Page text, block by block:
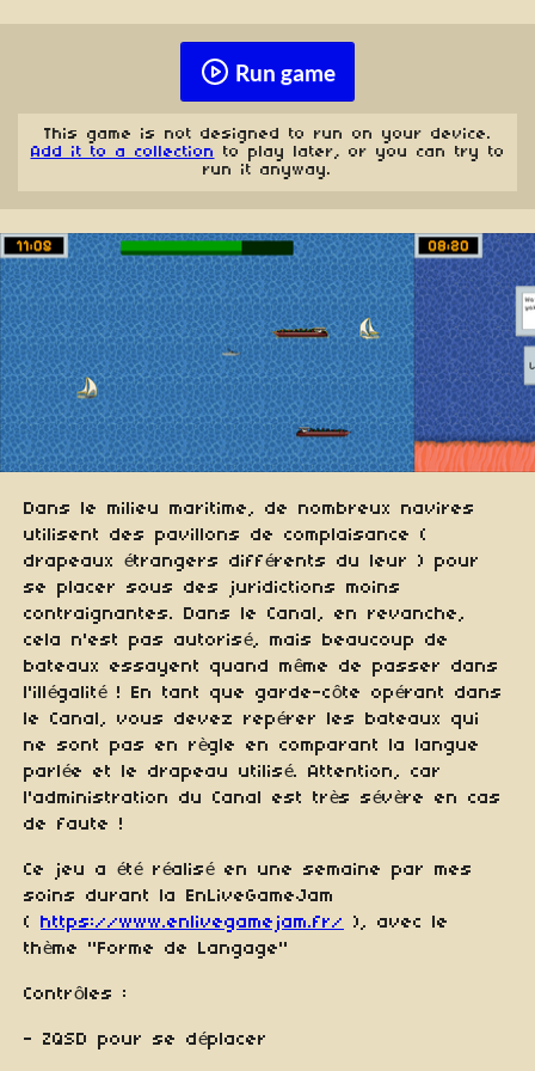
Run game
This game is not designed to run on your device.
Add it to a collection to play later, or you can try to
run it anyway.
Dans le milieu maritime, de nombreux navires
utilisent des pavillons de complaisance (
drapeaux étrangers différents du leur ) pour
se placer sous des juridictions moins
contraignantes. Dans le Canal, en revanche,
cela n'est pas autorisé, mais beaucoup de
bateaux essayent quand même de passer dans
l'illégalité ! En tant que garde-côte opérant dans
le Canal, vous devez repérer les bateaux qui
ne sont pas en règle en comparant la langue
parlée et le drapeau utilisé. Attention, car
l'administration du Canal est très sévère en cas
de faute !
Ce jeu a été réalisé en une semaine par mes
soins durant la EnLiveGameJam
( https://www.enlivegamejam.fr/
), avec le
thème "Forme de Langage"
Contrôles :
- ZQSD pour se déplacer